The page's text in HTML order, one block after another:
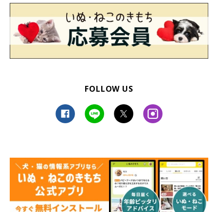
FOLLOW US